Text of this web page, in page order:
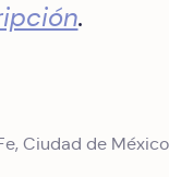
.
Ciudad de